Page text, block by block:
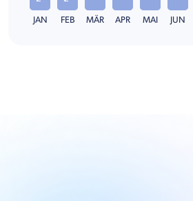
JAN FEB MÄR APR MAI JUN